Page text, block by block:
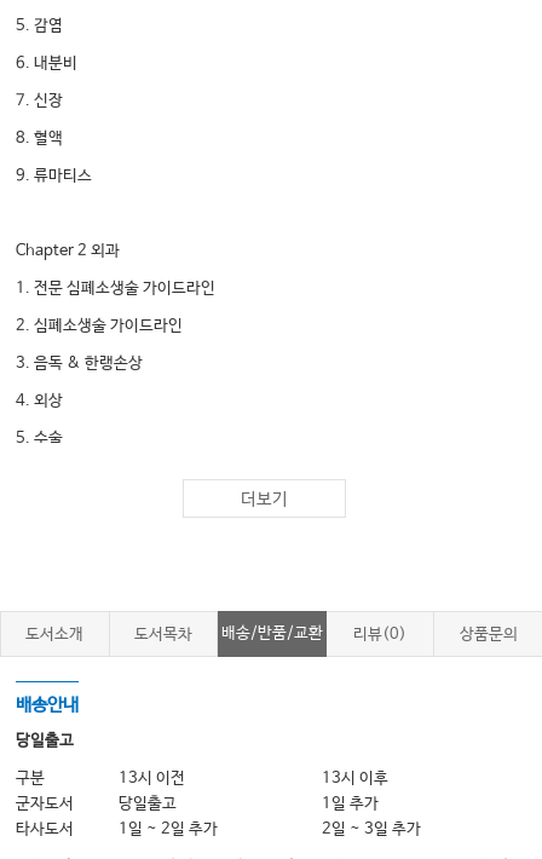
5. 감염
6. 내분비
7. 신장
8. 혈액
9. 류마티스
Chapter 2 외과
1. 전문 심폐소생술 가이드라인
2. 심폐소생술 가이드라인
3. 음독 & 한랭손상
4. 외상
5. 수술
3. 부인과
Chapter 4 소아청소년과
1. 총론
2. 신경계
3. 감염질환
더보기
도서소개 도서목차 배송/반품/교환 리뷰(0) 상품문의
배송안내
당일출고
구분 13시 이전
13시 이후
군자도서
당일출고
1일 추가
타사도서
1일 ~ 2일 추가 2일 ~ 3일 추가